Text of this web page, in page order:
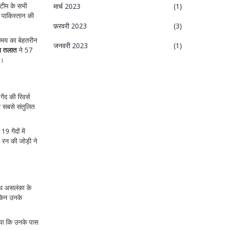
के सभी
की
का बेहतरीन
तलातने 57
की रिवर्स
सबसे संतुलित
गेंदों में
की जोड़ी ने
असलंका के
उनके
कि उनके पास
मार्च 2023 (1)
फ़रवरी 2023 (3)
जनवरी 2023 (1)